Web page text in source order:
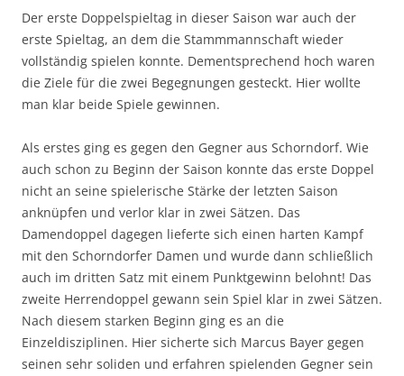
Der erste Doppelspieltag in dieser Saison war auch der
erste Spieltag, an dem die Stammmannschaft wieder
vollständig spielen konnte. Dementsprechend hoch waren
die Ziele für die zwei Begegnungen gesteckt. Hier wollte
man klar beide Spiele gewinnen.
Als erstes ging es gegen den Gegner aus Schorndorf. Wie
auch schon zu Beginn der Saison konnte das erste Doppel
nicht an seine spielerische Stärke der letzten Saison
anknüpfen und verlor klar in zwei Sätzen. Das
Damendoppel dagegen lieferte sich einen harten Kampf
mit den Schorndorfer Damen und wurde dann schließlich
auch im dritten Satz mit einem Punktgewinn belohnt! Das
zweite Herrendoppel gewann sein Spiel klar in zwei Sätzen.
Nach diesem starken Beginn ging es an die
Einzeldisziplinen. Hier sicherte sich Marcus Bayer gegen
seinen sehr soliden und erfahren spielenden Gegner sein